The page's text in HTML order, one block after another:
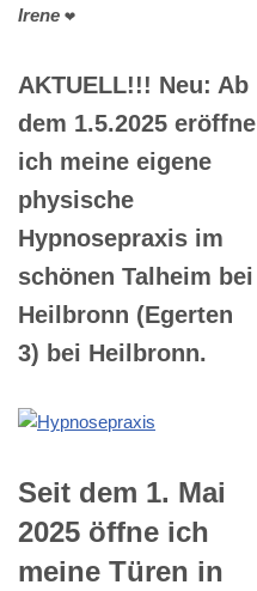
Irene ❤️
AKTUELL!!! Neu: Ab
dem 1.5.2025 eröffne
ich meine eigene
physische
Hypnosepraxis im
schönen Talheim bei
Heilbronn (Egerten
3) bei Heilbronn.
Seit dem 1. Mai
2025 öffne ich
meine Türen in